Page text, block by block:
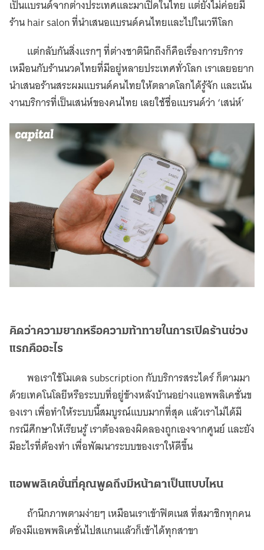
เป็นแบรนด์จากต่างประเทศเเละมาเปิดในไทย เเต่ยังไม่ค่อยมี
ร้าน hair salon ที่นำเสนอแบรนด์คนไทยเเละไปในเวทีโลก
เเต่กลับกันสิ่งเเรกๆ ที่ต่างชาตินึกถึงก็คือเรื่องการบริการ
เหมือนกับร้านนวดไทยที่มีอยู่หลายประเทศทั่วโลก เราเลยอยาก
นำเสนอร้านสระผมแบรนด์คนไทยให้ตลาดโลกได้รู้จัก และเน้น
งานบริการที่เป็นเสน่ห์ของคนไทย เลยใช้ชื่อแบรนด์ว่า ‘เสน่ห์’
คิดว่าความยากหรือความท้าทายในการเปิดร้านช่วง
แรกคืออะไร
พอเราใช้โมเดล subscription กับบริการสระไดร์ ก็ตามมา
ด้วยเทคโนโลยีหรือระบบที่อยู่ข้างหลังบ้านอย่างแอพพลิเคชั่นข
องเรา เพื่อทำให้ระบบนี้สมบูรณ์แบบมากที่สุด แล้วเราไม่ได้มี
กรณีศึกษาให้เรียนรู้ เราต้องลองผิดลองถูกเองจากศูนย์ และยัง
มีอะไรที่ต้องทำ เพื่อพัฒนาระบบของเราให้ดีขึ้น
แอพพลิเคชั่นที่คุณพูดถึงมีหน้าตาเป็นแบบไหน
ถ้านึกภาพตามง่ายๆ เหมือนเราเข้าฟิตเนส ที่สมาชิกทุกคน
ต้องมีแอพพลิเคชั่นไปสแกนแล้วก็เข้าได้ทุกสาขา